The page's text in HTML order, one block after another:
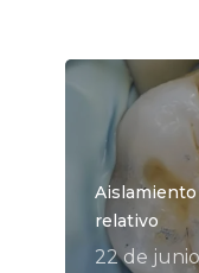
relativo
22 de